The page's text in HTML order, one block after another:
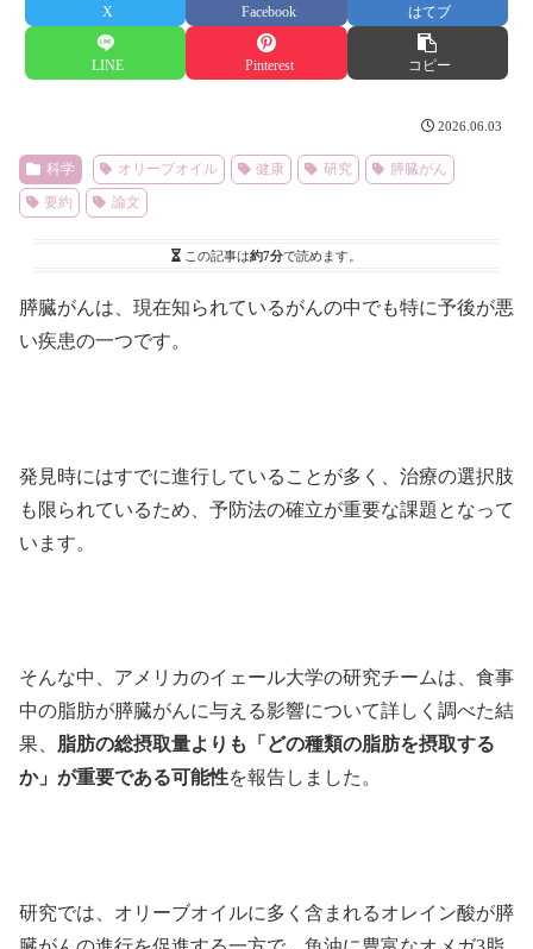
X Facebook はてブ
LINE Pinterest コピー
2026.06.03
科学 オリーブオイル 健康 研究
膵臓がん
要約
論文
この記事は約7分で読めます。
膵臓がんは、現在知られているがんの中でも特に予後が悪
い疾患の一つです。
発見時にはすでに進行していることが多く、治療の選択肢
も限られているため、予防法の確立が重要な課題となって
います。
そんな中、アメリカのイェール大学の研究チームは、食事
中の脂肪が膵臓がんに与える影響について詳しく調べた結
果、 脂肪の総摂取量よりも「どの種類の脂肪を摂取する
か」が重要である可能性を報告しました。
研究では、オリーブオイルに多く含まれるオレイン酸が膵